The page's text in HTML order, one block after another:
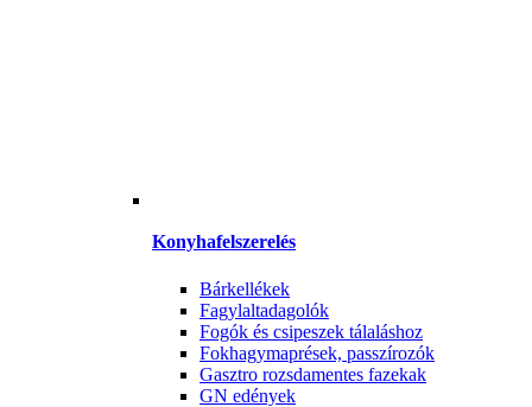
Konyhafelszerelés
Bárkellékek
Fagylaltadagolók
Fogók és csipeszek tálaláshoz
Fokhagymaprések, passzírozók
Gasztro rozsdamentes fazekak
GN edények